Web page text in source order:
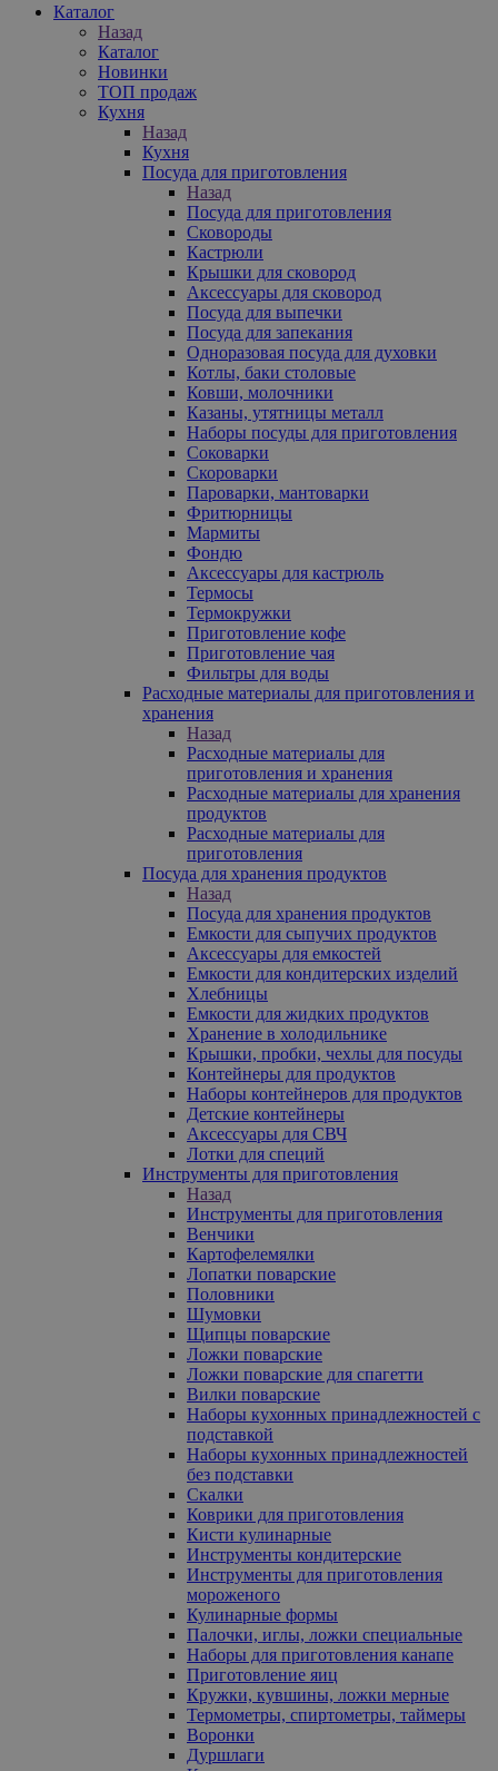
Каталог
Назад
Каталог
Новинки
ТОП продаж
Кухня
Назад
Кухня
Посуда для приготовления
Назад
Посуда для приготовления
Сковороды
Кастрюли
Крышки для сковород
Аксессуары для сковород
Посуда для выпечки
Посуда для запекания
Одноразовая посуда для духовки
Котлы, баки столовые
Ковши, молочники
Казаны, утятницы металл
Наборы посуды для приготовления
Соковарки
Скороварки
Пароварки, мантоварки
Фритюрницы
Мармиты
Фондю
Аксессуары для кастрюль
Термосы
Термокружки
Приготовление кофе
Приготовление чая
Фильтры для воды
Расходные материалы для приготовления и
хранения
Назад
Расходные материалы для
приготовления и хранения
Расходные материалы для хранения
продуктов
Расходные материалы для
приготовления
Посуда для хранения продуктов
Назад
Посуда для хранения продуктов
Емкости для сыпучих продуктов
Аксессуары для емкостей
Емкости для кондитерских изделий
Хлебницы
Емкости для жидких продуктов
Хранение в холодильнике
Крышки, пробки, чехлы для посуды
Контейнеры для продуктов
Наборы контейнеров для продуктов
Детские контейнеры
Аксессуары для СВЧ
Лотки для специй
Инструменты для приготовления
Назад
Инструменты для приготовления
Венчики
Картофелемялки
Лопатки поварские
Половники
Шумовки
Щипцы поварские
Ложки поварские
Ложки поварские для спагетти
Вилки поварские
Наборы кухонных принадлежностей с
подставкой
Наборы кухонных принадлежностей
без подставки
Скалки
Коврики для приготовления
Кисти кулинарные
Инструменты кондитерские
Инструменты для приготовления
мороженого
Кулинарные формы
Палочки, иглы, ложки специальные
Наборы для приготовления канапе
Приготовление яиц
Кружки, кувшины, ложки мерные
Термометры, спиртометры, таймеры
Воронки
Дуршлаги